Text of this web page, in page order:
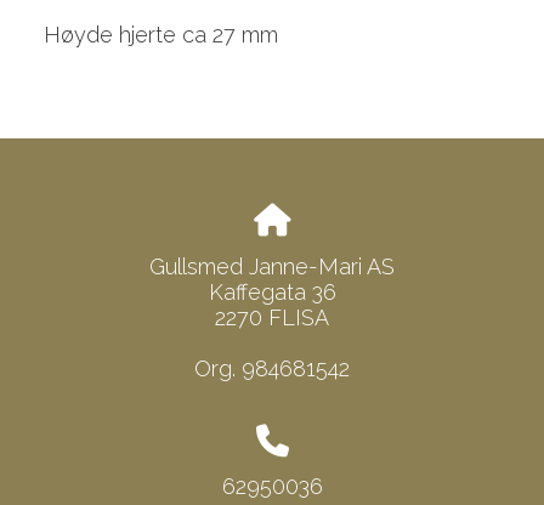
Høyde hjerte ca 27 mm
Gullsmed Janne-Mari AS
Kaffegata 36
2270 FLISA
Org. 984681542
62950036